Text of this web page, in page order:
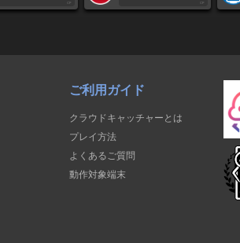
CP CP
ご利用ガイド
クラウドキャッチャーとは
プレイ方法
よくあるご質問
動作対象端末